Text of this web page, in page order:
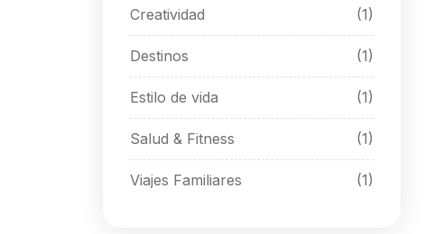
Creatividad (1)
Destinos (1)
Estilo de vida (1)
Salud & Fitness (1)
Viajes Familiares (1)